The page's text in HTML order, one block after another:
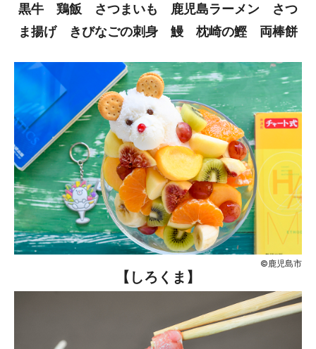
黒牛 鶏飯 さつまいも 鹿児島ラーメン さつ
ま揚げ きびなごの刺身 鰻 枕崎の鰹 両棒餅
©鹿児島市
【しろくま】